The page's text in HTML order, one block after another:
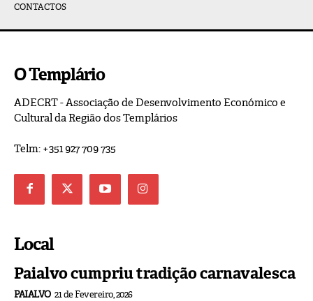
CONTACTOS
O Templário
ADECRT - Associação de Desenvolvimento Económico e
Cultural da Região dos Templários
Telm: +351 927 709 735
Local
Paialvo cumpriu tradição carnavalesca
PAIALVO 21 de Fevereiro, 2026